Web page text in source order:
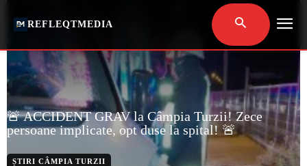
REFLEQTMEDIA
🚨 ACCIDENT GRAV la Câmpia Turzii! Zece
persoane implicate, opt duse la spital! 🚨
ȘTIRI CÂMPIA TURZII